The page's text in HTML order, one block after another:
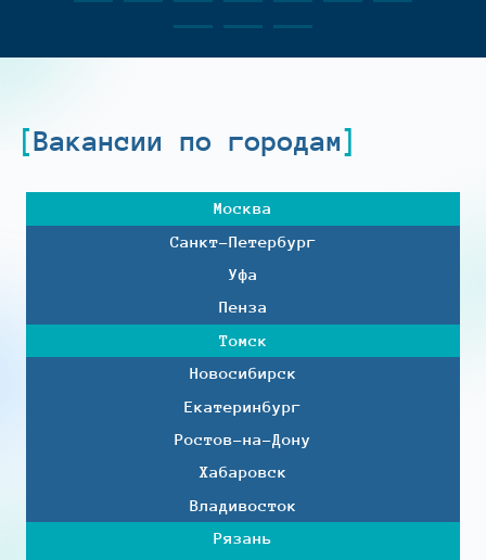
Вакансии по городам
Москва
Санкт-Петербург
Уфа
Пенза
Томск
Новосибирск
Екатеринбург
Ростов-на-Дону
Хабаровск
Владивосток
Рязань